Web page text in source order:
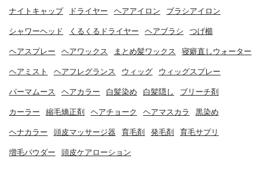
ナイトキャップ ドライヤー ヘアアイロン ブラシアイロン
シャワーヘッド くるくるドライヤー ヘアブラシ つげ櫛
ヘアスプレー ヘアワックス まとめ髪ワックス 寝癖直しウォーター
ヘアミスト ヘアフレグランス ウィッグ ウィッグスプレー
パーマムース ヘアカラー 白髪染め 白髪隠し ブリーチ剤
カーラー 縮毛矯正剤 ヘアチョーク ヘアマスカラ 黒染め
ヘナカラー 頭皮マッサージ器 育毛剤 発毛剤 育毛サプリ
増毛パウダー 頭皮ケアローション